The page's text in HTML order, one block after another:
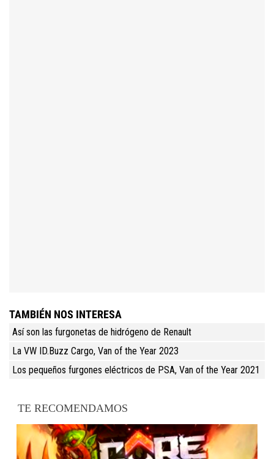
TAMBIÉN NOS INTERESA
Así son las furgonetas de hidrógeno de Renault
La VW ID.Buzz Cargo, Van of the Year 2023
Los pequeños furgones eléctricos de PSA, Van of the Year 2021
TE RECOMENDAMOS